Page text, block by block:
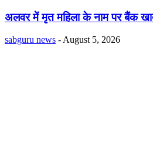
अलवर में मृत महिला के नाम पर बैंक
sabguru news - August 5, 2026